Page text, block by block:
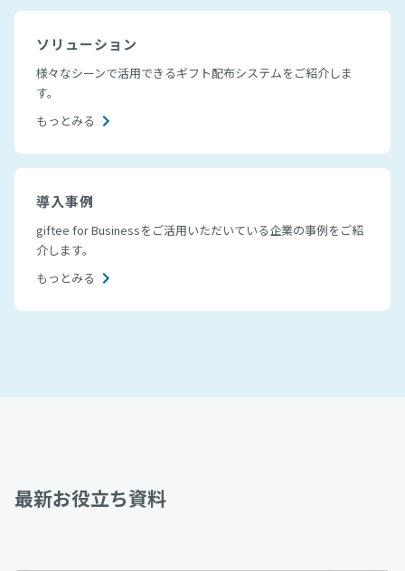
ソリューション
様々なシーンで活用できるギフト配布システムをご紹介しま
す。
もっとみる
導入事例
giftee for Businessをご活用いただいている企業の事例をご紹
介します。
もっとみる
最新お役立ち資料